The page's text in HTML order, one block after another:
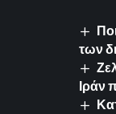
των
Ιράν